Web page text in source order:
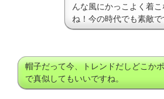
んな風にかっこよく着
ね！今の時代でも素敵で
帽子だって今、トレンドだしどこか
で真似してもいいですね。